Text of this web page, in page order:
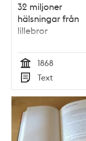
32 miljoner
hälsningar från
lillebror
Tid
1868
Typ
Text